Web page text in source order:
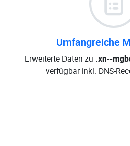
Umfangreiche
Erweiterte Daten zu .xn--
verfügbar inkl. DNS-